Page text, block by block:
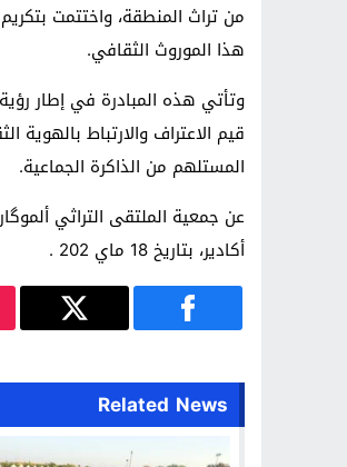
من تراث المنطقة، واختتمت
هذا الموروث الثقافي.
وتأتي هذه المبادرة في إطار
قيم الاعتراف والارتباط بالهوية
المستلهم من الذاكرة الجماعية.
عن جمعية الملتقى التراثي
أكادير، بتاريخ 18 ماي 202 .
Related News